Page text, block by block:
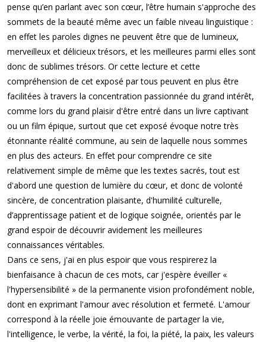
pense qu’en parlant avec son cœur, l’être humain s'approche des
sommets de la beauté même avec un faible niveau linguistique :
en effet les paroles dignes ne peuvent être que de lumineux,
merveilleux et délicieux trésors, et les meilleures parmi elles sont
donc de sublimes trésors. Or cette lecture et cette
compréhension de cet exposé par tous peuvent en plus être
facilitées à travers la concentration passionnée du grand intérêt,
comme lors du grand plaisir d'être entré dans un livre captivant
ou un film épique, surtout que cet exposé évoque notre très
étonnante réalité commune, au sein de laquelle nous sommes
en plus des acteurs. En effet pour comprendre ce site
relativement simple de même que les textes sacrés, tout est
d'abord une question de lumière du cœur, et donc de volonté
sincère, de concentration plaisante, d'humilité culturelle,
d’apprentissage patient et de logique soignée, orientés par le
grand espoir de découvrir avidement les meilleures
connaissances véritables.
Dans ce sens, j'ai en plus espoir que vous respirerez la
bienfaisance à chacun de ces mots, car j'espère éveiller «
l'hypersensibilité » de la permanente vision profondément noble,
dont en exprimant l'amour avec résolution et fermeté. L'amour
correspond à la réelle joie émouvante de partager la vie,
l'intelligence, le verbe, la vérité, la foi, la piété, la paix, les valeurs